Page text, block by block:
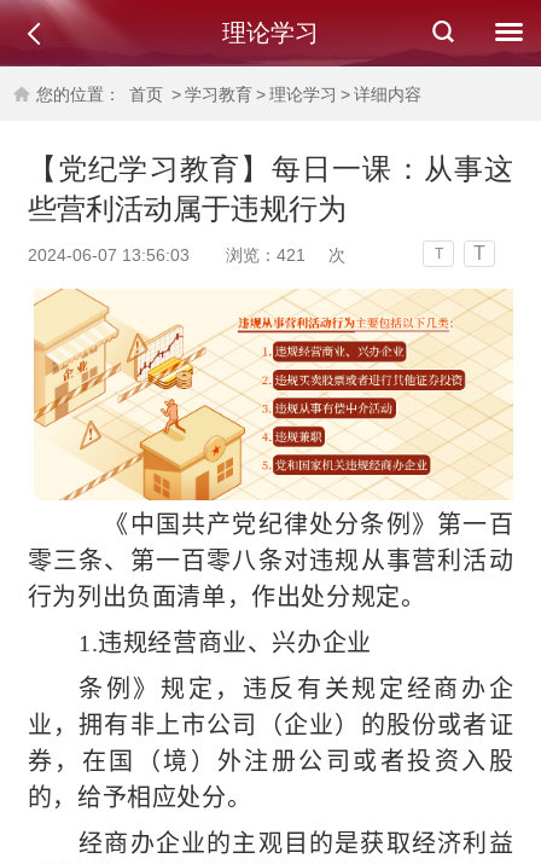
理论学习
您的位置： 首页 >学习教育>理论学习 >详细内容
【党纪学习教育】每日一课：从事这
些营利活动属于违规行为
2024-06-07 13:56:03 浏览： 421 次 T T
《中国共产党纪律处分条例》第一百
零三条、第一百零八条对违规从事营利活动
行为列出负面清单，作出处分规定。
1.违规经营商业、兴办企业
条例》规定，违反有关规定经商办企
业，拥有非上市公司（企业）的股份或者证
券，在国（境）外注册公司或者投资入股
的，给予相应处分。
经商办企业的主观目的是获取经济利益